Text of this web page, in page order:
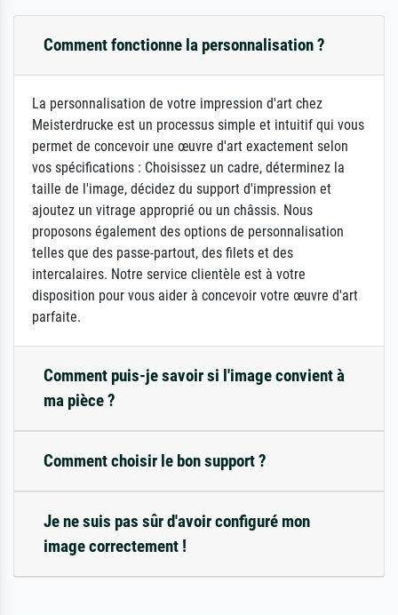
Comment fonctionne la personnalisation ?
La personnalisation de votre impression d'art chez
Meisterdrucke est un processus simple et intuitif qui vous
permet de concevoir une œuvre d'art exactement selon
vos spécifications : Choisissez un cadre, déterminez la
taille de l'image, décidez du support d'impression et
ajoutez un vitrage approprié ou un châssis. Nous
proposons également des options de personnalisation
telles que des passe-partout, des filets et des
intercalaires. Notre service clientèle est à votre
disposition pour vous aider à concevoir votre œuvre d'art
parfaite.
Comment puis-je savoir si l'image convient à
ma pièce ?
Comment choisir le bon support ?
Je ne suis pas sûr d'avoir configuré mon
image correctement !